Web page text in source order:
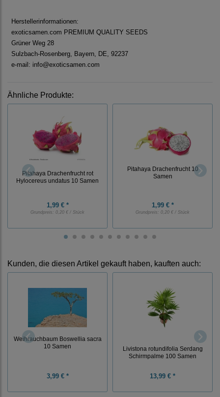
Herstellerinformationen:
exoticsamen.com PREMIUM QUALITY SEEDS
Grüner Weg 28
Sulzbach-Rosenberg, Bayern, DE, 92237
e-mail: info@exoticsamen.com
Ähnliche Produkte:
Pitahaya Drachenfrucht rot
Hylocereus undatus 10 Samen
1,99 € *
Grundpreis: 0,20 € / Stück
Pitahaya Drachenfrucht 10
Samen
1,99 € *
Grundpreis: 0,20 € / Stück
Kunden, die diesen Artikel gekauft haben, kauften auch:
Weihrauchbaum Boswellia sacra
10 Samen
3,99 € *
Livistona rotundifolia Serdang
Schirmpalme 100 Samen
13,99 € *